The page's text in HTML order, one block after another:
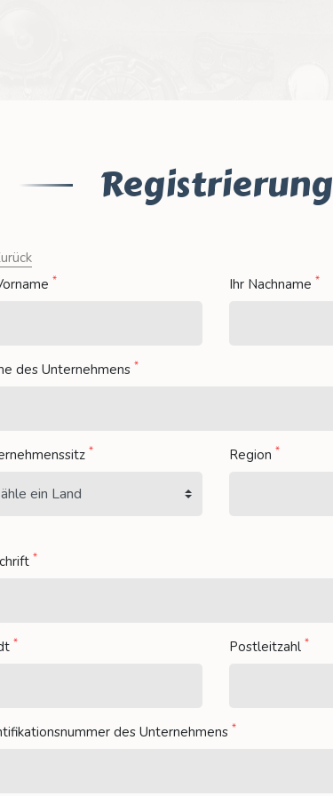
Registrierung
* Ihr Nachname *
des Unternehmens *
* Region *
*
* Postleitzahl *
des Unternehmens *